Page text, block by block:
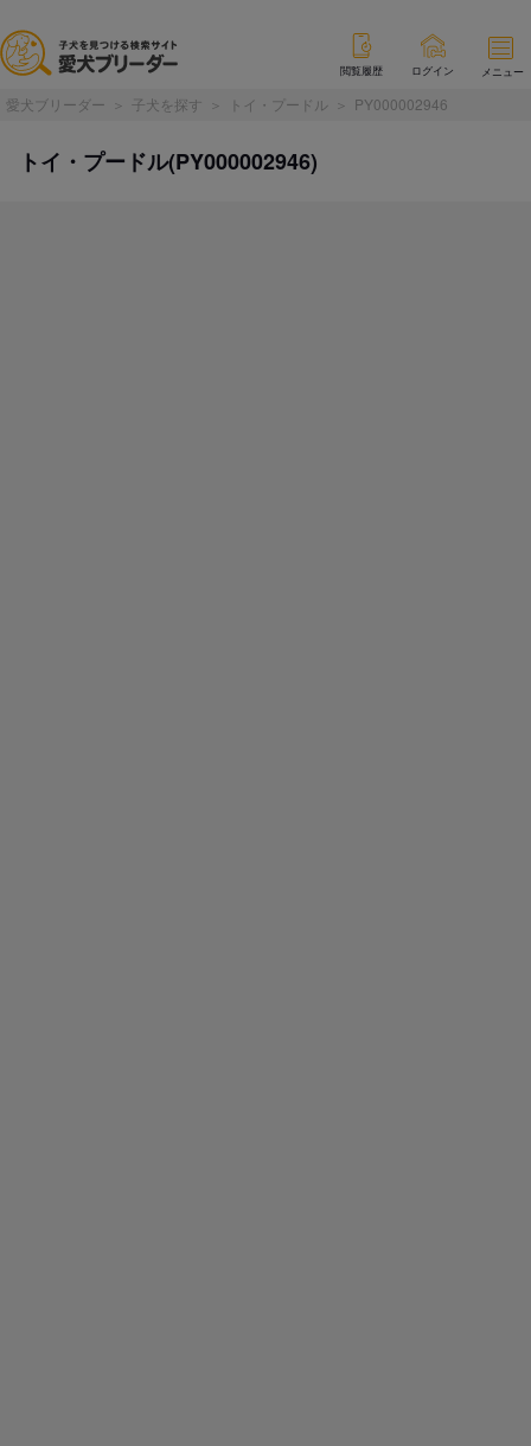
閲覧履歴 ログイン メニュー
愛犬ブリーダー 子犬を探す トイ・プードル PY000002946
トイ・プードル(PY000002946)